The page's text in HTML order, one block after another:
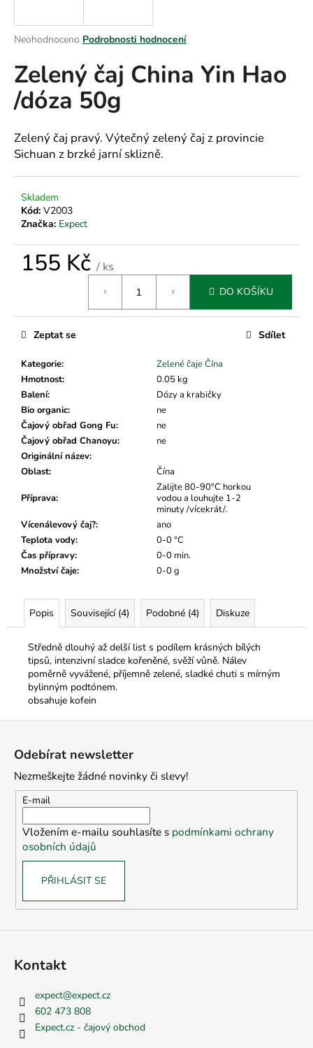
Průměrné
produktu
je
0,0
z
hvězdiček.
Neohodnoceno Podrobnosti hodnocení
Zelený čaj China Yin Hao
/dóza 50g
Zelený čaj pravý. Výtečný zelený čaj z provincie
Sichuan z brzké jarní sklizně.
Skladem
Kód: V2003
Značka: Expect
155 Kč / ks
DO KOŠÍKU
Kategorie:
Zelené čaje Čína
Hmotnost:
0.05 kg
Balení:
Dózy a krabičky
Bio organic:
ne
Čajový obřad Gong Fu:
ne
Čajový obřad Chanoyu:
ne
Originální název:
Oblast: Čína
Příprava:
Zalijte 80-90°C horkou
vodou a louhujte 1-2
minuty /vícekrát/.
Vícenálevový čaj?:
ano
Teplota vody:
0-0 °C
Čas přípravy:
0-0 min.
Množství čaje: 0-0 g
Zeptat se Sdílet
Popis Související (4) Podobné (4) Diskuze
Středně dlouhý až delší list s podílem krásných bílých
tipsů, intenzivní sladce kořeněné, svěží vůně. Nálev
poměrně vyvážené, příjemně zelené, sladké chuti s mírným
bylinným podtónem.
obsahuje kofein
j
t
?
HLEDAT
D
č
u
m
Odebírat newsletter
Nezmeškejte žádné novinky či slevy!
E-mail
Vložením e-mailu souhlasíte s podmínkami ochrany
osobních údajů
PŘIHLÁSIT SE
Kontakt
expect@expect.cz
602 473 808
Expect.cz - čajový obchod